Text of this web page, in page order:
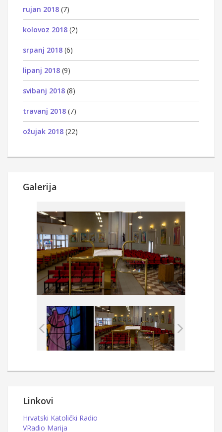
rujan 2018 (7)
kolovoz 2018 (2)
srpanj 2018 (6)
lipanj 2018 (9)
svibanj 2018 (8)
travanj 2018 (7)
ožujak 2018 (22)
Galerija
Linkovi
Hrvatski Katolički Radio
VRadio Marija